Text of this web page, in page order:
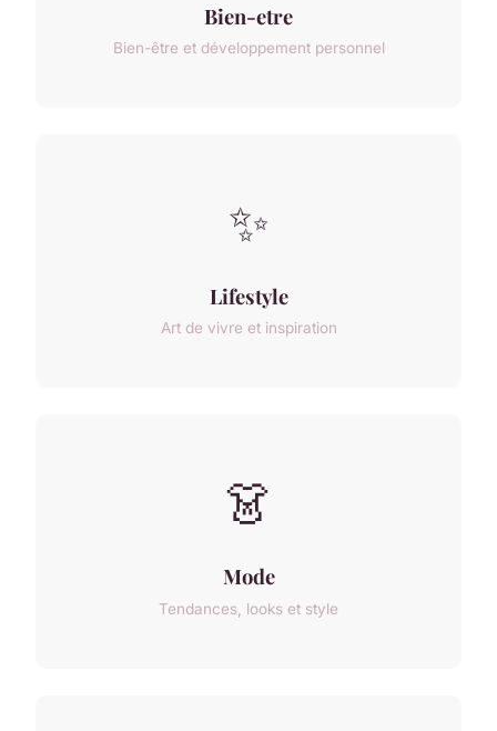
Bien-etre
Bien-être et développement personnel
✨
Lifestyle
Art de vivre et inspiration
👗
Mode
Tendances, looks et style